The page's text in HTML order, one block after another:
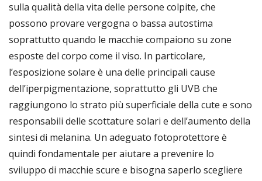
sulla qualità della vita delle persone colpite, che
possono provare vergogna o bassa autostima
soprattutto quando le macchie compaiono su zone
esposte del corpo come il viso. In particolare,
l’esposizione solare è una delle principali cause
dell’iperpigmentazione, soprattutto gli UVB che
raggiungono lo strato più superficiale della cute e sono
responsabili delle scottature solari e dell’aumento della
sintesi di melanina. Un adeguato fotoprotettore è
quindi fondamentale per aiutare a prevenire lo
sviluppo di macchie scure e bisogna saperlo scegliere